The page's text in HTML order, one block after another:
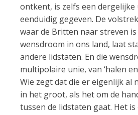
ontkent, is zelfs een dergelijke
eenduidig gegeven. De
waar de Britten naar streven
wensdroom in ons land, laat
andere lidstaten. En die
multipolaire unie, van ‘halen
Wie zegt dat die er eigenlijk al
in het groot, als het om de
tussen de lidstaten gaat. Het